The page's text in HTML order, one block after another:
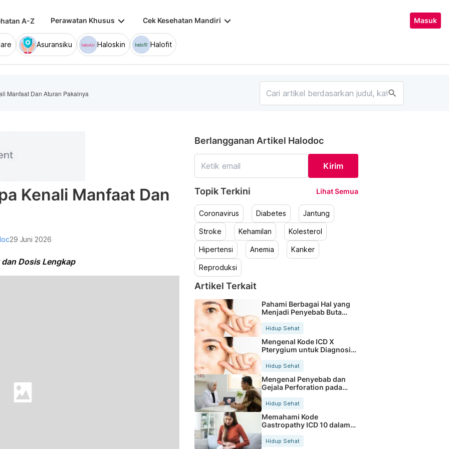
A-Z Perawatan Khusus keyboard_arrow_down Cek Kesehatan Mandiri keyboard_arrow_down Masuk
Asuransiku Haloskin Halofit
Manfaat Dan Aturan Pakainya search
Kenali Manfaat Dan
29 Juni 2026
Dosis Lengkap
Berlangganan Artikel Halodoc
Kirim
Topik Terkini Lihat Semua
Coronavirus Diabetes Jantung
Stroke Kehamilan Kolesterol
Hipertensi Anemia Kanker
Reproduksi
Artikel Terkait
Pahami Berbagai Hal yang
Menjadi Penyebab Buta
Hidup Sehat
Mengenal Kode ICD X
Pterygium untuk Diagnosis
Hidup Sehat
Mengenal Penyebab dan
Gejala Perforation pada
Tubuh
Hidup Sehat
Memahami Kode
Gastropathy ICD 10 dalam
Rekam Medis Pasien
Hidup Sehat